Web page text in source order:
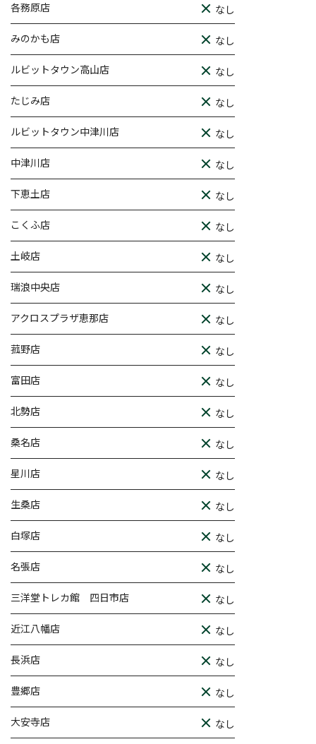
各務原店 なし
みのかも店 なし
ルビットタウン高山店 なし
たじみ店 なし
ルビットタウン中津川店 なし
中津川店 なし
下恵土店 なし
こくふ店 なし
土岐店 なし
瑞浪中央店 なし
アクロスプラザ恵那店 なし
菰野店 なし
富田店 なし
北勢店 なし
桑名店 なし
星川店 なし
生桑店 なし
白塚店 なし
名張店 なし
三洋堂トレカ館 四日市店 なし
近江八幡店 なし
長浜店 なし
豊郷店 なし
大安寺店 なし